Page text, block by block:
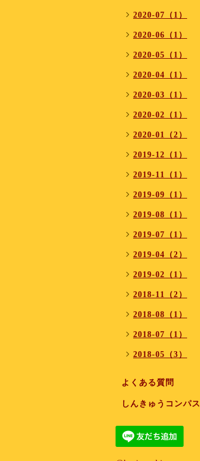
2020-07（1）
2020-06（1）
2020-05（1）
2020-04（1）
2020-03（1）
2020-02（1）
2020-01（2）
2019-12（1）
2019-11（1）
2019-09（1）
2019-08（1）
2019-07（1）
2019-04（2）
2019-02（1）
2018-11（2）
2018-08（1）
2018-07（1）
2018-05（3）
よくある質問
しんきゅうコンパス